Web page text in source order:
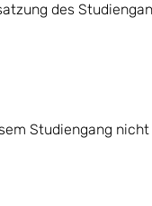
des
Studiengang